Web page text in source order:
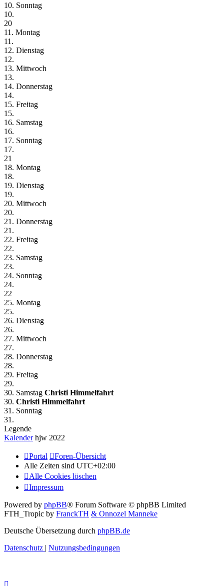
10. Sonntag
10.
20
11. Montag
11.
12. Dienstag
12.
13. Mittwoch
13.
14. Donnerstag
14.
15. Freitag
15.
16. Samstag
16.
17. Sonntag
17.
21
18. Montag
18.
19. Dienstag
19.
20. Mittwoch
20.
21. Donnerstag
21.
22. Freitag
22.
23. Samstag
23.
24. Sonntag
24.
22
25. Montag
25.
26. Dienstag
26.
27. Mittwoch
27.
28. Donnerstag
28.
29. Freitag
29.
30. Samstag Christi Himmelfahrt
30. Christi Himmelfahrt
31. Sonntag
31.
Legende
Kalenderhjw 2022
Portal
Foren-Übersicht
Alle Zeiten sind UTC+02:00
Alle Cookies löschen
Impressum
Powered by phpBB® Forum Software © phpBB Limited
FTH_Tropic by FranckTH & Onnozel Manneke
Deutsche Übersetzung durch phpBB.de
Datenschutz | Nutzungsbedingungen